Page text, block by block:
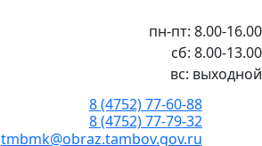
пн-пт: 8.00-16.00
сб: 8.00-13.00
вс: выходной
8 (4752) 77-60-88
8 (4752) 77-79-32
tmbmk@obraz.tambov.gov.ru